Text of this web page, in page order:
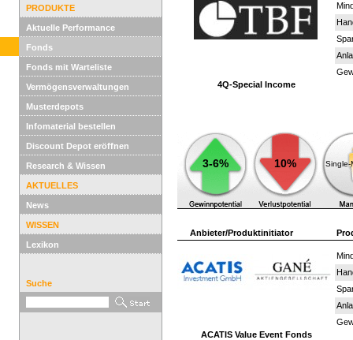
PRODUKTE
Aktuelle Performance
Fonds
Fonds mit Warteliste
Vermögensverwaltungen
Musterdepots
Infomaterial bestellen
Discount Depot eröffnen
Research & Wissen
AKTUELLES
News
WISSEN
Lexikon
Suche
4Q-Special Income
3-6% 10% Single-
Anbieter/Produktinitiator
ACATIS Value Event Fonds